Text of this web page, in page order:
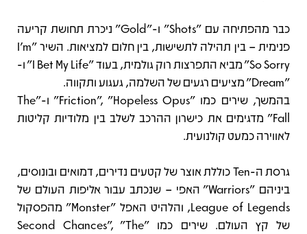
כבר מהפתיחה עם "Shots" ו-"Gold" ניכרת תחושת קריעה
פנימית – בין תהילה לתשישות, בין חלום למציאות. השיר "I'm
So Sorry" מביא התפרצות רוק גולמית, בעוד "I Bet My Life" ו-
"Dream" מציעים רגעים של השלמה, געגוע ותקווה.
בהמשך, שירים כמו "Friction", "Hopeless Opus" ו-"The
Fall" מדגימים את כישרון ההרכב לשלב בין מלודיות קליטות
לאווירה כמעט קולנועית.
גרסת ה-Ten כוללת אוצר של קטעים נדירים, דמואים ובונוסים,
ביניהם "Warriors" האפי – שנכתב עבור אליפות העולם של
League of Legends, והלהיט האפל "Monster" מהפסקול
של קץ העולם. שירים כמו "Second Chances", "The